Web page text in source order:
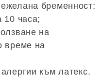
бременност;
10 часа;
на
време на
към латекс.